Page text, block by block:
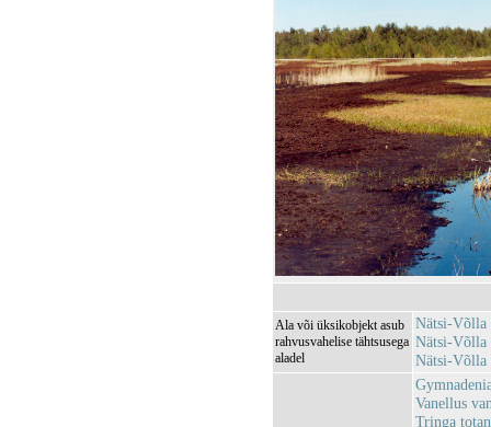
Ala või üksikobjekt asub
rahvusvahelise tähtsusega
aladel
Nätsi-Võlla
Nätsi-Võlla
Nätsi-Võlla
Vanellus
Tringa